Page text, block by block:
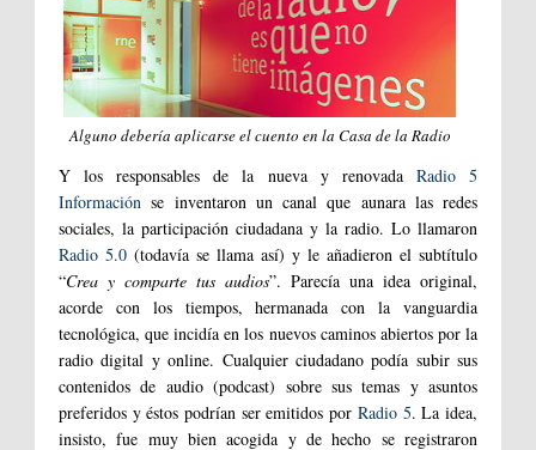
Alguno debería aplicarse el cuento en la Casa de la Radio
Y los responsables de la nueva y renovada Radio 5
Información se inventaron un canal que aunara las redes
sociales, la participación ciudadana y la radio. Lo llamaron
Radio 5.0 (todavía se llama así) y le añadieron el subtítulo
“Crea y comparte tus audios”. Parecía una idea original,
acorde con los tiempos, hermanada con la vanguardia
tecnológica, que incidía en los nuevos caminos abiertos por la
radio digital y online. Cualquier ciudadano podía subir sus
contenidos de audio (podcast) sobre sus temas y asuntos
preferidos y éstos podrían ser emitidos por Radio 5. La idea,
insisto, fue muy bien acogida y de hecho se registraron